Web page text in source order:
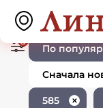
Ювелирные
585 пробы
3
По
Сначала
585 ✕